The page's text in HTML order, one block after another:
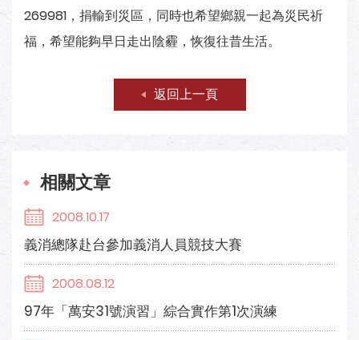
269981，捐輸到災區，同時也希望鄉親一起為災民祈
福，希望能夠早日走出陰霾，恢復往昔生活。
返回上一頁
相關文章
2008.10.17
義消總隊赴台參加義消人員競技大賽
2008.08.12
97年「萬安31號演習」綜合實作第1次演練